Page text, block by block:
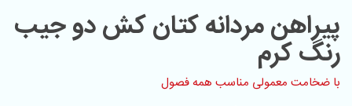
پیراهن مردانه کتان کش دو جیب
رنگ کرم
با ضخامت معمولی مناسب همه فصول